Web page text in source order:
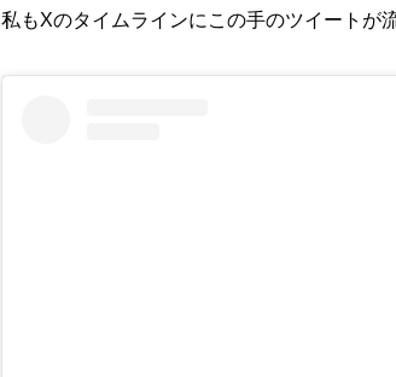
私もXのタイムラインにこの手のツイートが